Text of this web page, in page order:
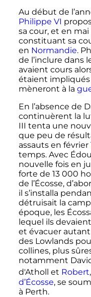
Au début de
Philippe VI
sa cour, et en
constituant sa
en Normandie.
de l’inclure dans
avaient cours
étaient
mèneront à la
En l’absence de
continuèrent la
III tenta une
que peu de
assauts en février
temps. Avec
nouvelle fois en
forte de 13 000
de l’Écosse,
il s’installa
détruisait la
époque, les
lequel ils
et évacuer
des Lowlands
collines, plus
notamment
d'Atholl et Robert
d’Écosse, se
à Perth.